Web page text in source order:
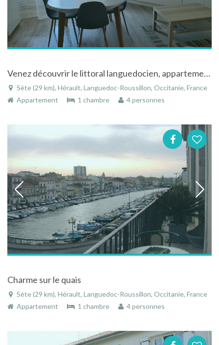
Venez découvrir le littoral languedocien, appartement F2/F3 situé a proximité du centre ville + place de parking couverte
Sète (29 km), Hérault, Languedoc-Roussillon, Occitanie, France
Appartement
1 chambre 4 personnes
Charme sur le quais
Sète (29 km), Hérault, Languedoc-Roussillon, Occitanie, France
Appartement
1 chambre 4 personnes